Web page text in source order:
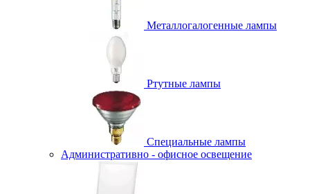
Металлогалогенные лампы
Ртутные лампы
Специальные лампы
Административно - офисное освещение